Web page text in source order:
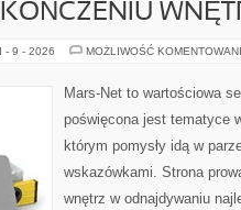
- 9 - 2026 MOŻLIWOŚĆ
Mars-Net to wartościowa
poświęcona jest tematyce
którym pomysły idą w
wskazówkami. Strona
wnętrz w odnajdywaniu